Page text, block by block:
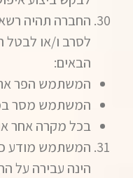
החברה תהיה
לסרב ו/או
הבאים:
המשתמש הפר
המשתמש מסר
בכל מקרה אחר
המשתמש מודע כי
הינה עבירה על